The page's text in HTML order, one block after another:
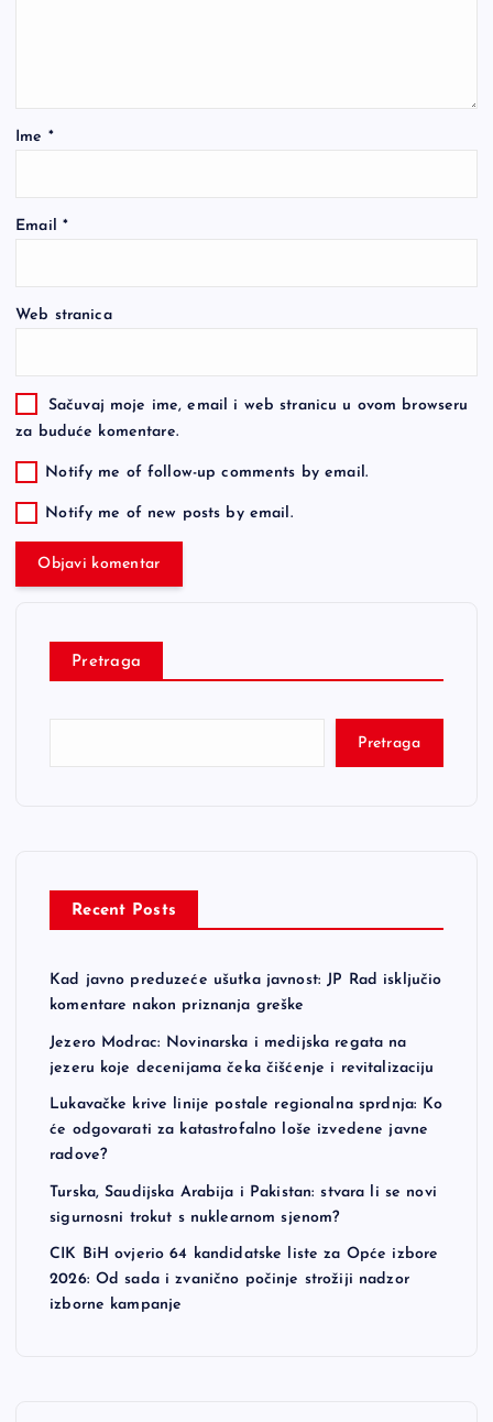
Ime *
Email *
Web stranica
Sačuvaj moje ime, email i web stranicu u ovom browseru
za buduće komentare.
Notify me of follow-up comments by email.
Notify me of new posts by email.
Pretraga
Pretraga
Recent Posts
Kad javno preduzeće ušutka javnost: JP Rad isključio
komentare nakon priznanja greške
Jezero Modrac: Novinarska i medijska regata na
jezeru koje decenijama čeka čišćenje i revitalizaciju
Lukavačke krive linije postale regionalna sprdnja: Ko
će odgovarati za katastrofalno loše izvedene javne
radove?
Turska, Saudijska Arabija i Pakistan: stvara li se novi
sigurnosni trokut s nuklearnom sjenom?
CIK BiH ovjerio 64 kandidatske liste za Opće izbore
2026: Od sada i zvanično počinje strožiji nadzor
izborne kampanje